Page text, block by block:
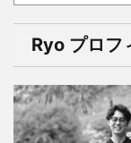
Ryo プロフ